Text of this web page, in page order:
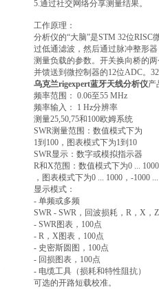
5.通过社交网络分享测量结果。
工作原理：
分析仪的“大脑”是STM 32位
过低通滤波，然后通过脉冲整形
测量负载的参数。开关换向桥的
并馈送到微控制器的12位ADC。
乌克兰rigexpert蓝牙天线分析仪产
频率范围： 0.06至55 MHz
频率输入： 1 Hz分辨率
测量25,50,75和100欧姆系统
SWR测量范围：数值模式下为
1到100，图表模式下为1到10
SWR显示：数字或模拟指示器
R和X范围：数值模式下为0 ...
，图表模式下为0 ... 1000，-1000
显示模式：
- 单频或多频
SWR - SWR，回波损耗，R，X，
- SWR图表，100点
- R，X图表，100点
- 史密斯圆图，100点
- 回损图表，100点
- 电缆工具（损耗和特性阻抗）
可选的开路短载校准。